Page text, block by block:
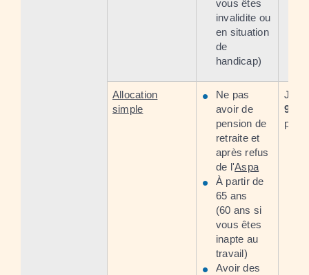
vous êtes
invalidite ou
en situation
de
handicap)
Allocation
simple
Ne pas
avoir de
pension de
retraite et
après refus
de l'Aspa
À partir de
65 ans
(60 ans si
vous êtes
inapte au
travail)
Avoir des
par